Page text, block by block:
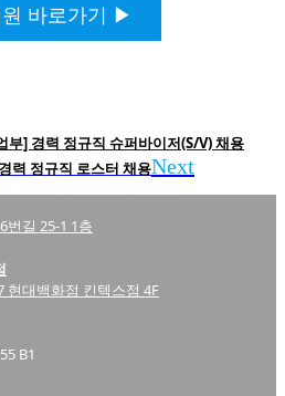
바로가기 ▶
] 경력 정규직 슈퍼바이저(S/V) 채용
력 정규직 로스터 채용Next
번길 25-1 1층
현대백화점 킨텍스점 4F
B1